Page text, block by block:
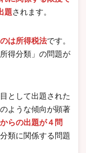
題されます。
は所得税法です。
得分類」の問題が
として出題された
ような傾向が顕著
らの出題が４問
類に関係する問題